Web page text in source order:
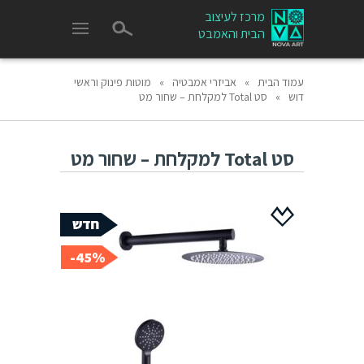
מרכז לעיצוב
הבית והאמבט
עמוד הבית » אביזרי אמבטיה »
מוטות פינוק וראשי
דוש » סט Total למקלחת – שחור מט
סט Total למקלחת – שחור מט
45%-